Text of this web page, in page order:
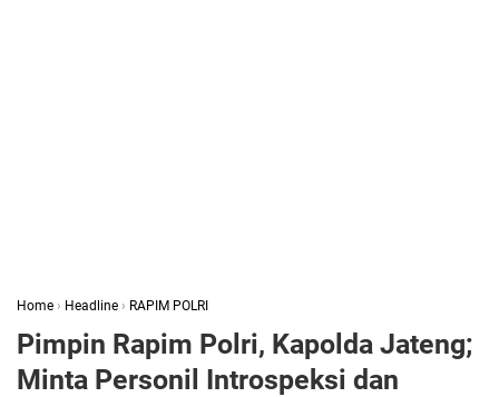
Home › Headline › RAPIM POLRI
Pimpin Rapim Polri, Kapolda Jateng;
Minta Personil Introspeksi dan